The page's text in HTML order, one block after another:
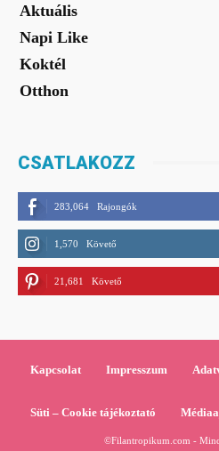
Aktuális
Napi Like
Koktél
Otthon
CSATLAKOZZ
283,064 Rajongók
1,570 Követő
21,681 Követő
Kapcsolat Impresszum
Süti – Cookie tájékoztató
©Filantropikum.com -